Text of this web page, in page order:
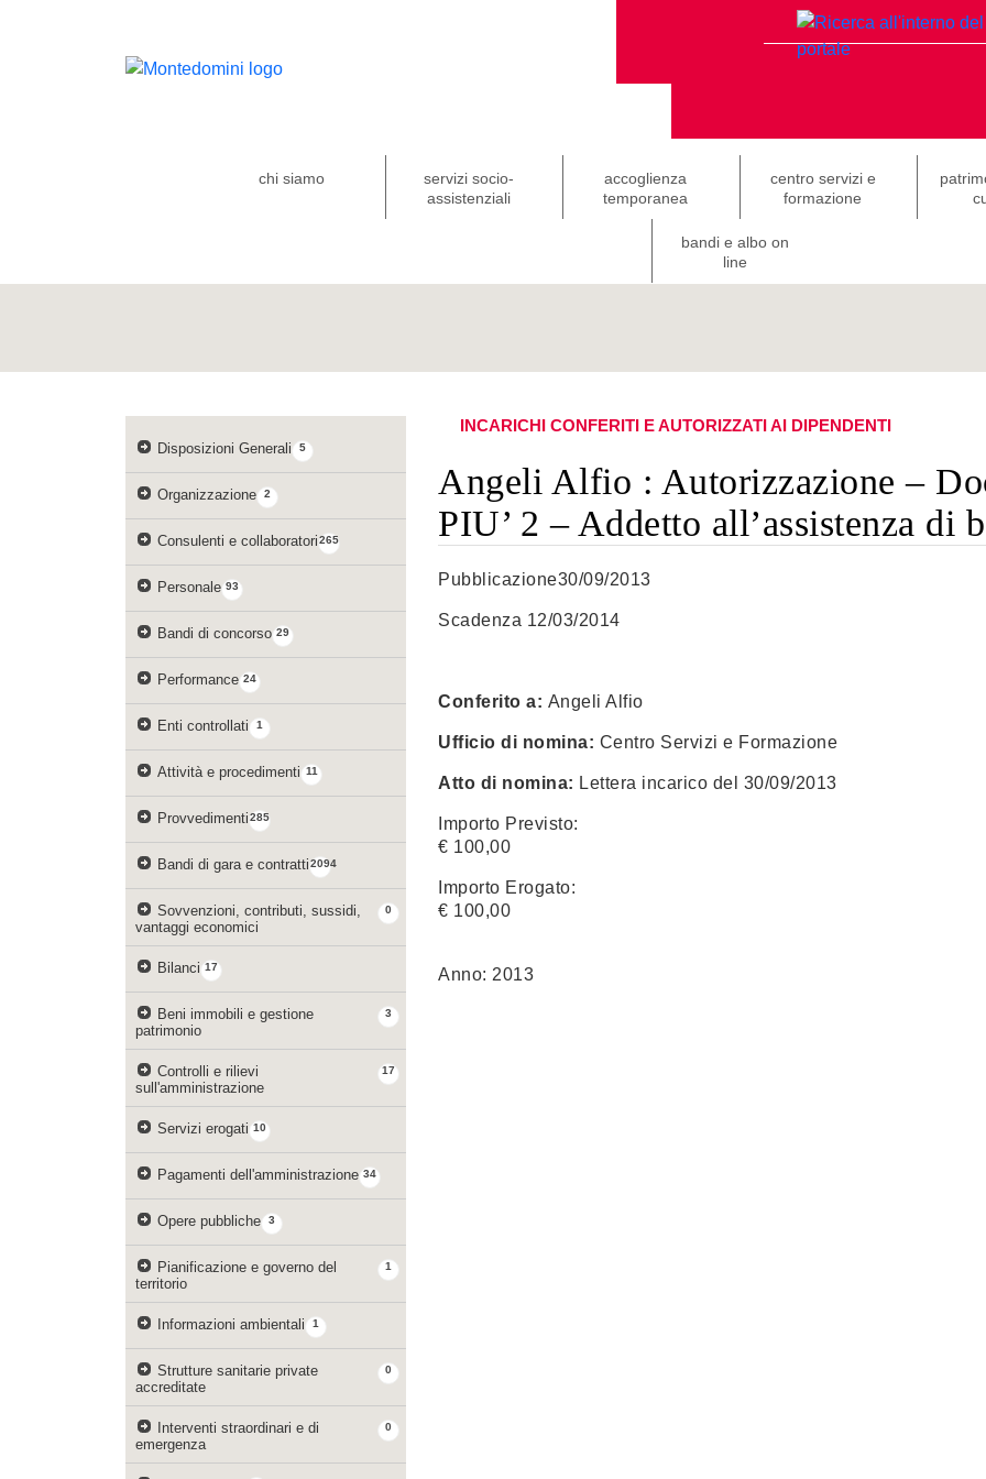
chi siamo
servizi socio-
assistenziali
accoglienza
temporanea
centro servizi e
formazione
bandi e albo on
line
5
Disposizioni Generali
2
Organizzazione
265
Consulenti e collaboratori
93
Personale
29
Bandi di concorso
24
Performance
1
Enti controllati
11
Attività e procedimenti
285
Provvedimenti
2094
Bandi di gara e contratti
0
Sovvenzioni, contributi, sussidi,
vantaggi economici
17
Bilanci
3
Beni immobili e gestione
patrimonio
17
Controlli e rilievi
sull'amministrazione
10
Servizi erogati
34
Pagamenti dell'amministrazione
3
Opere pubbliche
1
Pianificazione e governo del
territorio
1
Informazioni ambientali
0
Strutture sanitarie private
accreditate
0
Interventi straordinari e di
emergenza
INCARICHI CONFERITI E AUTORIZZATI AI DIPENDENTI
Angeli Alfio : Autorizzazione –
PIU’ 2 – Addetto all’assistenza di
Pubblicazione30/09/2013
Scadenza 12/03/2014
Conferito a: Angeli Alfio
Ufficio di nomina: Centro Servizi e Formazione
Atto di nomina: Lettera incarico del 30/09/2013
Importo Previsto:
€ 100,00
Importo Erogato:
€ 100,00
Anno: 2013